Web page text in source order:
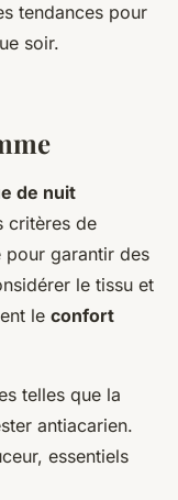
tendances pour
soir.
de nuit
critères de
pour garantir des
le tissu et
le confort
telles que la
antiacarien.
essentiels